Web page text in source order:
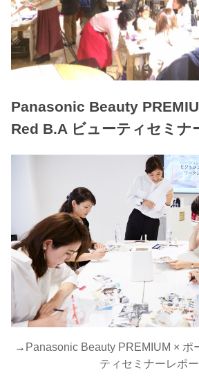
Panasonic Beauty
Red B.A ビューティセミナ
→ Panasonic Beauty PREMIUM × ポ
ティセミナーレポー